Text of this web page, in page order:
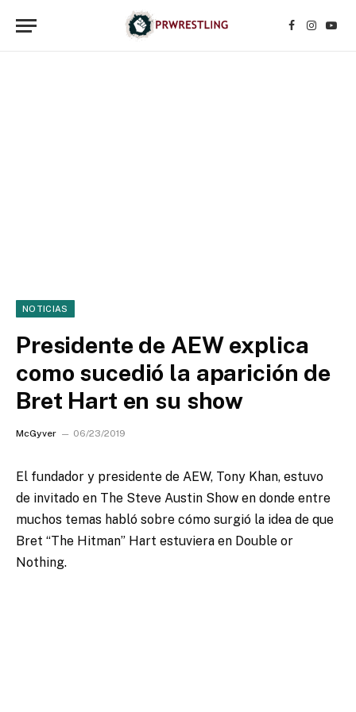
Facebook
NOTICIAS
Presidente de AEW explica
como sucedió la aparición de
Bret Hart en su show
McGyver 06/23/2019
El fundador y presidente de AEW, Tony Khan, estuvo
de invitado en The Steve Austin Show en donde entre
muchos temas habló sobre cómo surgió la idea de que
Bret “The Hitman” Hart estuviera en Double or
Nothing.